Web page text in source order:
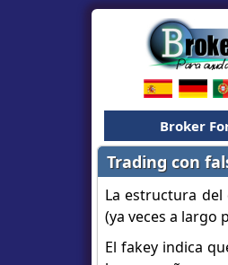
Broker
Trading con
La estructura
(ya veces a largo
El fakey indica